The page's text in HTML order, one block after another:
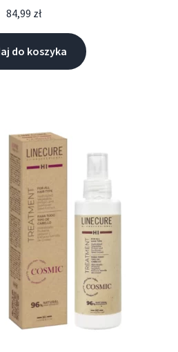
84,99 zł
do koszyka